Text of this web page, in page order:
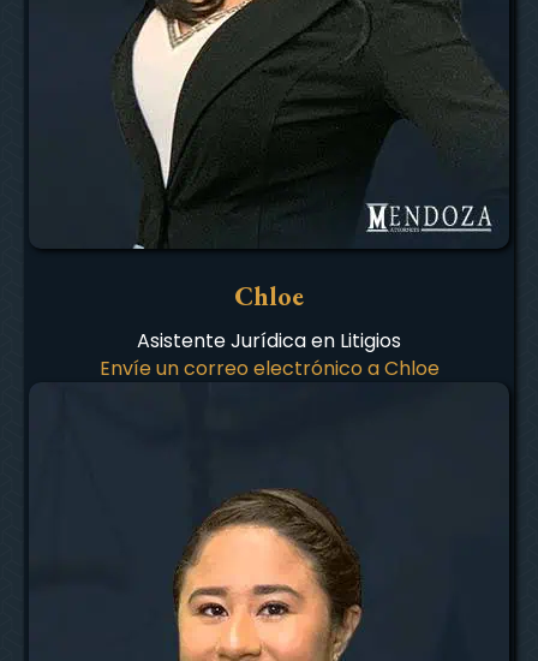
Chloe
Asistente Jurídica en Litigios
Envíe un correo electrónico a Chloe